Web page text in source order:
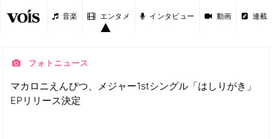
音楽 エンタメ インタビュー 動画 連載
フォトニュース
マカロニえんぴつ、メジャー1stシングル「はしりがき」
EPリリース決定